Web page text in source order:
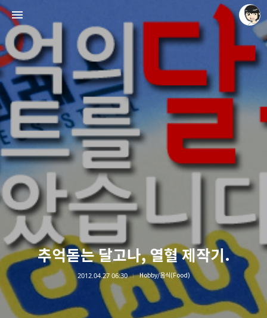
추억돋는 달고나, 열혈 제작기.
2012.04.27 06:30 Hobby/음식(Food)